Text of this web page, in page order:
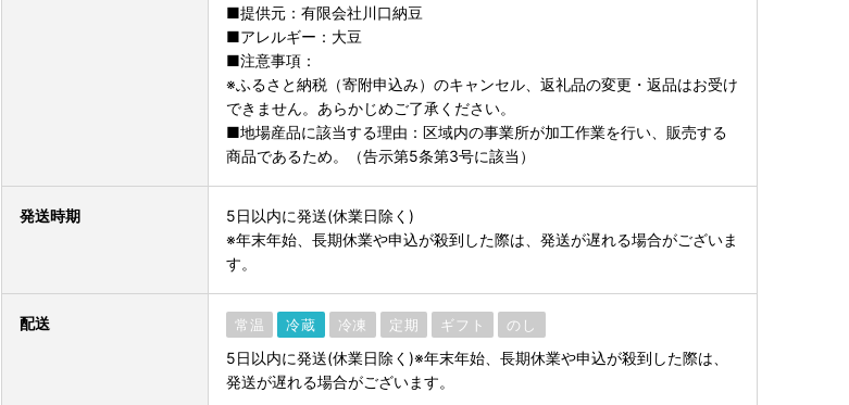
■提供元：有限会社川口納豆
■アレルギー：大豆
■注意事項：
※ふるさと納税（寄附申込み）のキャンセル、返礼品の変更・返品はお受け
できません。あらかじめご了承ください。
■地場産品に該当する理由：区域内の事業所が加工作業を行い、販売する
商品であるため。（告示第5条第3号に該当）
発送時期
5日以内に発送(休業日除く)
※年末年始、長期休業や申込が殺到した際は、発送が遅れる場合がございま
す。
配送 常温 冷蔵 冷凍 定期 ギフト のし
5日以内に発送(休業日除く)※年末年始、長期休業や申込が殺到した際は、
発送が遅れる場合がございます。